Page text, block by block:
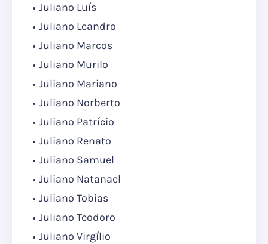
Juliano Luís
Juliano Leandro
Juliano Marcos
Juliano Murilo
Juliano Mariano
Juliano Norberto
Juliano Patrício
Juliano Renato
Juliano Samuel
Juliano Natanael
Juliano Tobias
Juliano Teodoro
Juliano Virgílio